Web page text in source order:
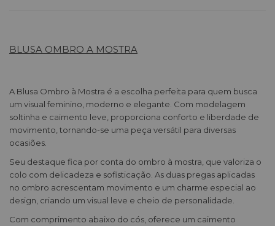
BLUSA OMBRO A MOSTRA
A Blusa Ombro à Mostra é a escolha perfeita para quem busca
um visual feminino, moderno e elegante. Com modelagem
soltinha e caimento leve, proporciona conforto e liberdade de
movimento, tornando-se uma peça versátil para diversas
ocasiões.
Seu destaque fica por conta do ombro à mostra, que valoriza o
colo com delicadeza e sofisticação. As duas pregas aplicadas
no ombro acrescentam movimento e um charme especial ao
design, criando um visual leve e cheio de personalidade.
Com comprimento abaixo do cós, oferece um caimento